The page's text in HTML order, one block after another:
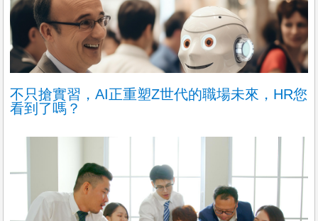
不只搶實習，AI正重塑Z世代的職場未來，HR您
看到了嗎？